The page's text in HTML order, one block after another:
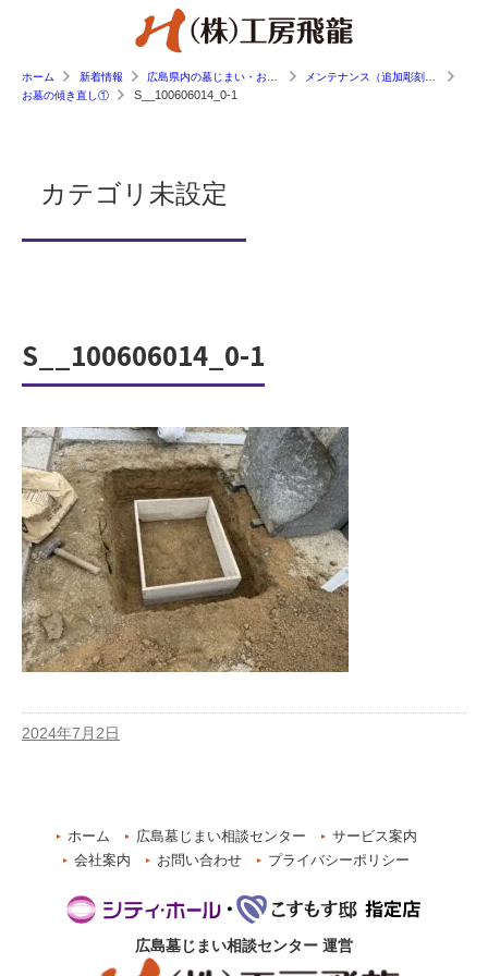
ホーム 新着情報
お墓の傾き直し①
S__100606014_0-1
カテゴリ未設定
S__100606014_0-1
2024年7月2日
ホーム 広島墓じまい相談センター
サービス案内
会社案内
お問い合わせ プライバシーポリシー
広島墓じまい相談センター 運営